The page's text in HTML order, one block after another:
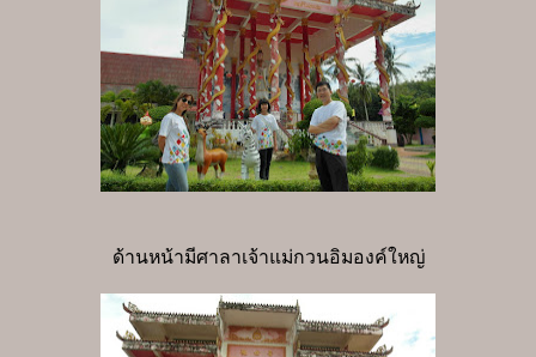
ด้านหน้ามีศาลาเจ้าแม่กวนอิมองค์ใหญ่